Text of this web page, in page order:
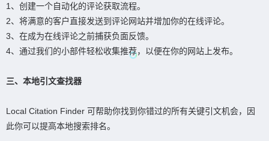
1、创建一个自动化的评论获取流程。
2、将满意的客户直接发送到评论网站并增加你的在线评论。
3、在成为在线评论之前捕获负面反馈。
4、通过我们的小部件轻松收集推荐，以便在你的网站上发布。
三、本地引文查找器
Local Citation Finder 可帮助你找到你错过的所有关键引文机会，因
此你可以提高本地搜索排名。